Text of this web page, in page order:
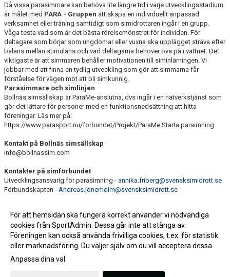
Då vissa parasimmare kan behöva lite längre tid i varje utvecklingsstadium
är målet med PARA - Gruppen att skapa en individuellt anpassad
verksamhet eller träning samtidigt som simidrottaren ingår i en grupp.
Våga testa vad som är det bästa rörelsemönstret för individen. För
deltagare som börjar som ungdomar eller vuxna ska upplägget sträva efter
balans mellan stimulans och vad deltagarna behöver öva på i vattnet. Det
viktigaste är att simmaren behåller motivationen till siminlärningen. Vi
jobbar med att finna en tydlig utveckling som gör att simmarna får
förståelse för vägen mot att bli simkunnig.
Parasimmare och simlinjen
Bollnäs simsällskap är ParaMe-anslutna, dvs ingår i en nätverkstjänst som
gör det lättare för personer med en funktionsnedsättning att hitta
föreningar. Läs mer på:
https://www.parasport.nu/forbundet/Projekt/ParaMe Starta parsimning
Kontakt på Bollnäs simsällskap
info@bollnassim.com
Kontakter på simförbundet
Utvecklingsansvarig för parasimning - annika.friberg@svensksimidrott.se
Förbundskapten - Andreas.jonerholm@svensksimidrott.se
Gå till Webbversion
För att hemsidan ska fungera korrekt använder vi nödvändiga
cookies från SportAdmin. Dessa går inte att stänga av.
Föreningen kan också använda frivilliga cookies, t.ex. för statistik
eller marknadsföring. Du väljer själv om du vill acceptera dessa.
Anpassa dina val